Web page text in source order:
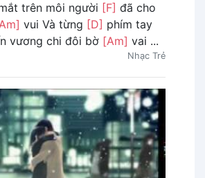
trên môi người [F] đã cho
vui Và từng [D] phím tay
vương chi đôi bờ [Am] vai ...
Nhạc Trẻ